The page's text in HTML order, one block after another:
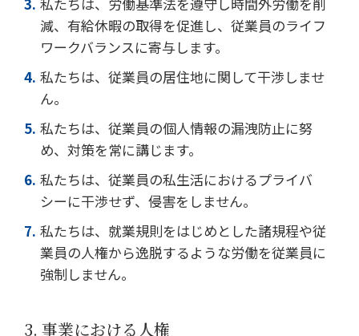
減、有給休暇の取得を促進し、従業員のライフ
ワークバランスに寄与します。
私たちは、従業員の居住地に関して干渉しませ
ん。
私たちは、従業員の個人情報の漏洩防止に努
め、対策を常に講じます。
私たちは、従業員の私生活におけるプライバ
シーに干渉せず、侵害をしません。
私たちは、就業規則をはじめとした諸規程や従
業員の人権から逸脱するような労働を従業員に
強制しません。
3. 事業における人権